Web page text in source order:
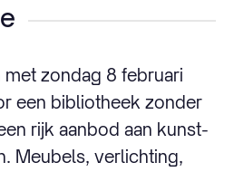
zondag 8 februari
een bibliotheek zonder
rijk aanbod aan kunst-
Meubels, verlichting,